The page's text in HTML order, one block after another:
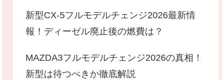
新型CX-5フルモデルチェンジ2026最新情
報！ディーゼル廃止後の燃費は？
MAZDA3フルモデルチェンジ2026の真相！
新型は待つべきか徹底解説